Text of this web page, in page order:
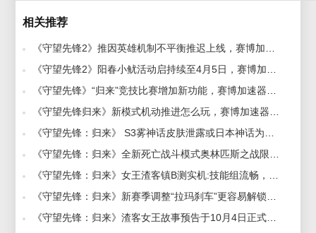
相关推荐